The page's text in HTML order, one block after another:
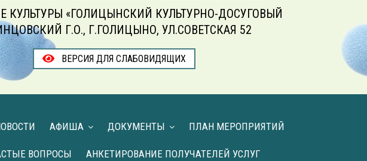
«ГОЛИЦЫНСКИЙ КУЛЬТУРНО-ДОСУГОВЫЙ
Г.О., Г.ГОЛИЦЫНО, УЛ.СОВЕТСКАЯ 52
ВЕРСИЯ ДЛЯ СЛАБОВИДЯЩИХ
АФИША ДОКУМЕНТЫ ПЛАН МЕРОПРИЯТИЙ
ВОПРОСЫ АНКЕТИРОВАНИЕ ПОЛУЧАТЕЛЕЙ УСЛУГ